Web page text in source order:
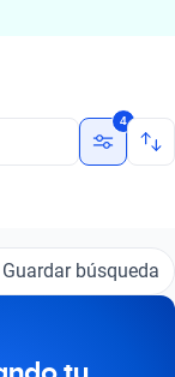
4
Guardar búsqueda